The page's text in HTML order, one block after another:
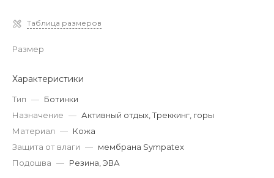
Таблица размеров
Размер
Характеристики
Тип — Ботинки
Назначение — Активный отдых, Треккинг, горы
Материал — Кожа
Защита от влаги — мембрана Sympatex
Подошва — Резина, ЭВА